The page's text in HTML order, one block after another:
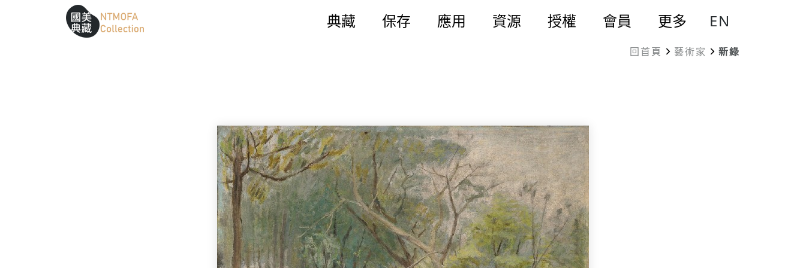
跳到中間主要內容區
網站導覽
::: 典藏 保存 應用 資源 授權 會員 更多 EN
回首頁 藝術家 新綠